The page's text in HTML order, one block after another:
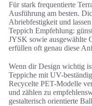
Für stark frequentierte
Ausführung am besten.
Abriebfestigkeit und
Teppich Empfehlung:
JYSK sowie ausgewählte
erfüllen oft genau diese
Wenn dir Design wichtig
Teppiche mit UV-
Recycelte PET-Modelle
und zählen zu
gestalterisch orientierte